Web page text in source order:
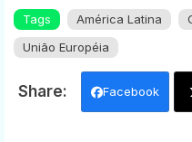
Tags América Latina
União Européia
Facebook